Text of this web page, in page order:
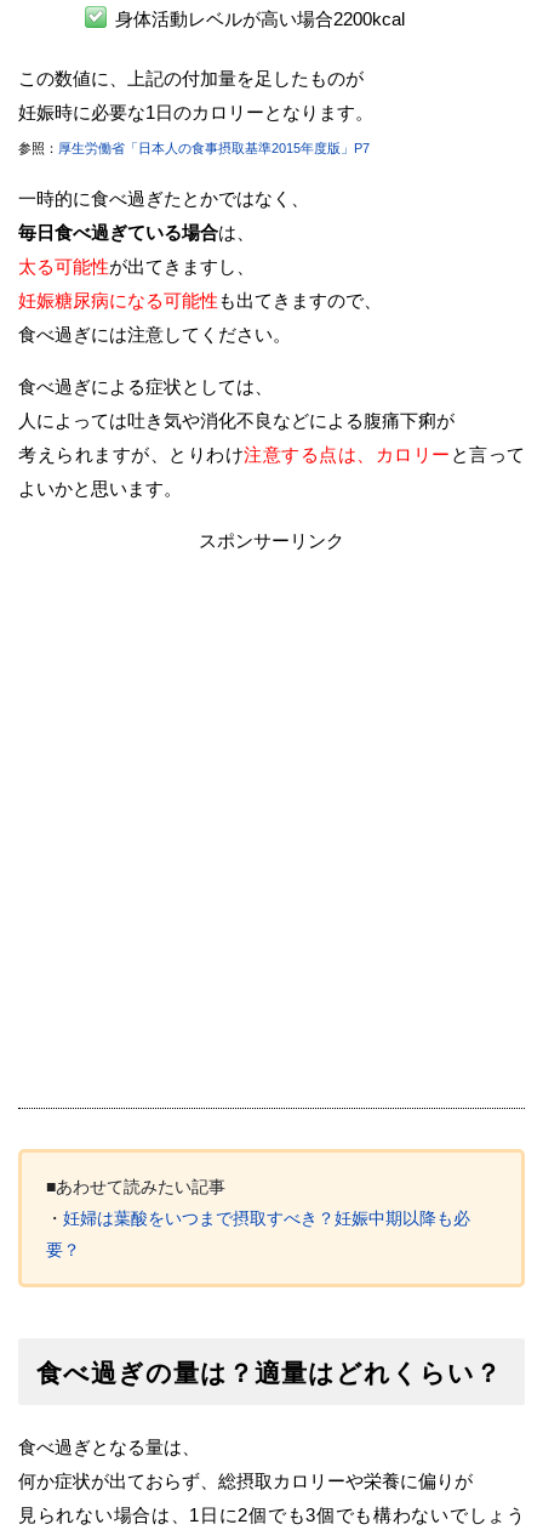
身体活動レベルが高い場合2200kcal
この数値に、上記の付加量を足したものが
妊娠時に必要な1日のカロリーとなります。
参照： 厚生労働省「日本人の食事摂取基準2015年度版」P7
一時的に食べ過ぎたとかではなく、
毎日食べ過ぎている場合は、
太る可能性が出てきますし、
妊娠糖尿病になる可能性も出てきますので、
食べ過ぎには注意してください。
食べ過ぎによる症状としては、
人によっては吐き気や消化不良などによる腹痛下痢が
考えられますが、とりわけ注意する点は、カロリー と言って
よいかと思います。
スポンサーリンク
■あわせて読みたい記事
・ 妊婦は葉酸をいつまで摂取すべき？妊娠中期以降も必
要？
食べ過ぎの量は？適量はどれくらい？
食べ過ぎとなる量は、
何か症状が出ておらず、総摂取カロリーや栄養に偏りが
見られない場合は、1日に2個でも3個でも構わないでしょう